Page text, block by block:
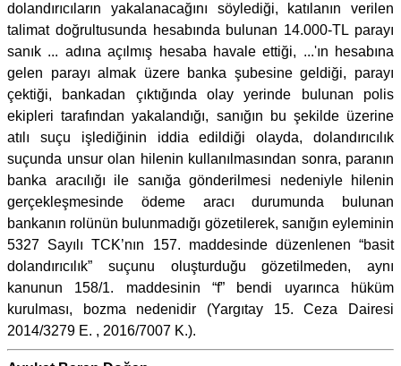
dolandırıcıların yakalanacağını söylediği, katılanın verilen
talimat doğrultusunda hesabında bulunan 14.000-TL parayı
sanık ... adına açılmış hesaba havale ettiği, ...'ın hesabına
gelen parayı almak üzere banka şubesine geldiği, parayı
çektiği, bankadan çıktığında olay yerinde bulunan polis
ekipleri tarafından yakalandığı, sanığın bu şekilde üzerine
atılı suçu işlediğinin iddia edildiği olayda, dolandırıcılık
suçunda unsur olan hilenin kullanılmasından sonra, paranın
banka aracılığı ile sanığa gönderilmesi nedeniyle hilenin
gerçekleşmesinde ödeme aracı durumunda bulunan
bankanın rolünün bulunmadığı gözetilerek, sanığın eyleminin
5327 Sayılı TCK’nın 157. maddesinde düzenlenen “basit
dolandırıcılık” suçunu oluşturduğu gözetilmeden, aynı
kanunun 158/1. maddesinin “f” bendi uyarınca hüküm
kurulması, bozma nedenidir (Yargıtay 15. Ceza Dairesi
2014/3279 E. , 2016/7007 K.).